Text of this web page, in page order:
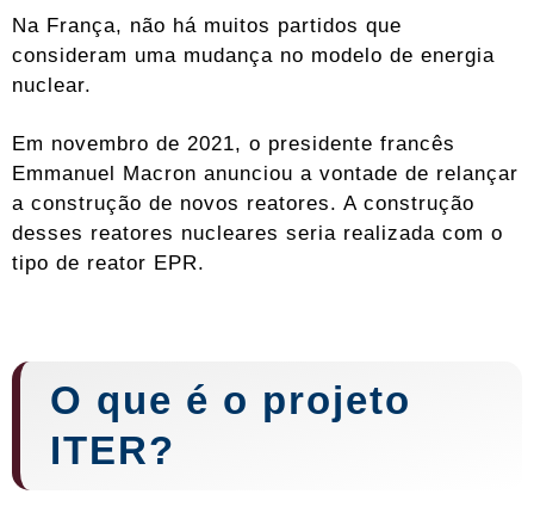
Na França, não há muitos partidos que
consideram uma mudança no modelo de energia
nuclear.
Em novembro de 2021, o presidente francês
Emmanuel Macron anunciou a vontade de relançar
a construção de novos reatores. A construção
desses reatores nucleares seria realizada com o
tipo de reator EPR.
O que é o projeto
ITER?